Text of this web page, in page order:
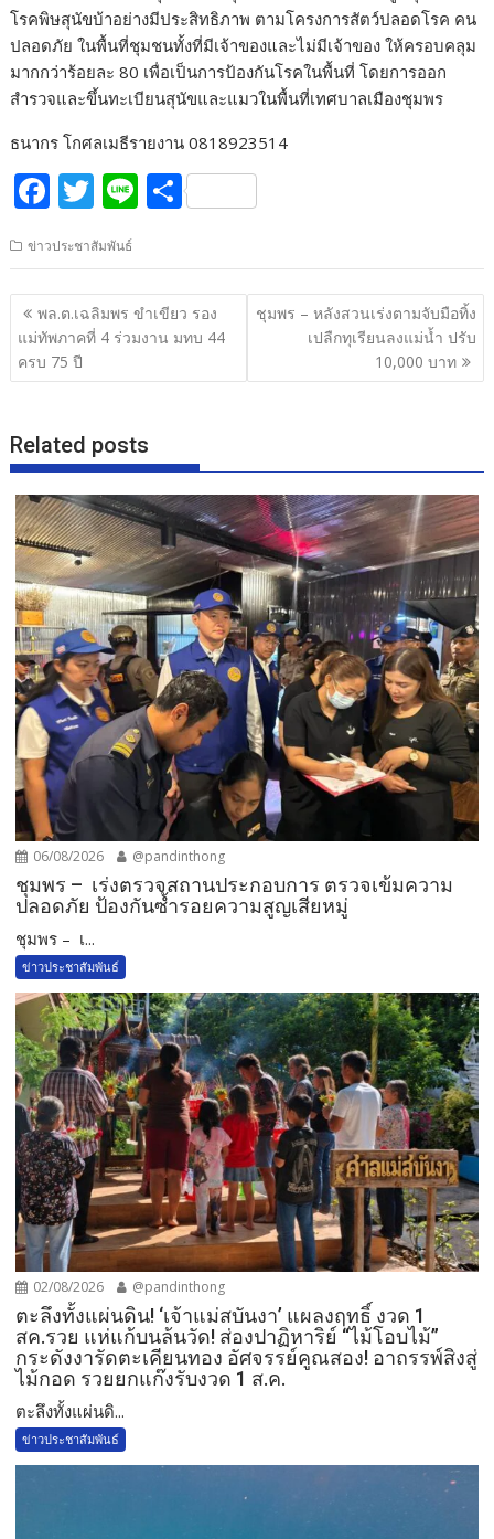
โรคพิษสุนัขบ้าอย่างมีประสิทธิภาพ ตามโครงการสัตว์ปลอดโรค คน
ปลอดภัย ในพื้นที่ชุมชนทั้งที่มีเจ้าของและไม่มีเจ้าของ ให้ครอบคลุม
มากกว่าร้อยละ 80 เพื่อเป็นการป้องกันโรคในพื้นที่ โดยการออก
สำรวจและขึ้นทะเบียนสุนัขและแมวในพื้นที่เทศบาลเมืองชุมพร
ธนากร โกศลเมธีรายงาน 0818923514
F
e
b
o
o
T
itt
er
Li
e
S
ar
e
ข่าวประชาสัมพันธ์
แนะแนว
เรื่อง
พล.ต.เฉลิมพร ขำเขียว รอง
แม่ทัพภาคที่ 4 ร่วมงาน มทบ 44
ครบ 75 ปี
ชุมพร – หลังสวนเร่งตามจับมือทิ้ง
เปลืกทุเรียนลงแม่น้ำ ปรับ
10,000 บาท
Related posts
06/08/2026 @pandinthong
ชุมพร – เร่งตรวจสถานประกอบการ ตรวจเข้มความ
ปลอดภัย ป้องกันซ้ำรอยความสูญเสียหมู่
ชุมพร – เ...
ข่าวประชาสัมพันธ์
02/08/2026 @pandinthong
ตะลึงทั้งแผ่นดิน! ‘เจ้าแม่สบันงา’ แผลงฤทธิ์ งวด 1
สค.รวย แห่แก้บนล้นวัด!​ ส่องปาฏิหาริย์ “ไม้โอบไม้”
กระดังงารัดตะเคียนทอง อัศจรรย์คูณสอง! อาถรรพ์สิงสู่
ไม้กอด รวยยกแก๊งรับงวด 1 ส.ค.​
​ตะลึงทั้งแผ่นดิ...
ข่าวประชาสัมพันธ์